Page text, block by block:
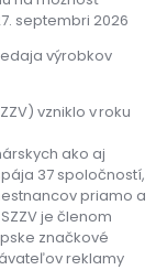
septembri 2026
výrobkov
vzniklo v roku
ako aj
37 spoločností,
priamo a
je členom
značkové
reklamy